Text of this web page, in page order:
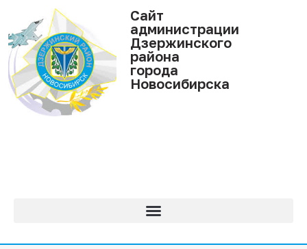
Cайт
администрации
Дзержинского
района
города
Новосибирска